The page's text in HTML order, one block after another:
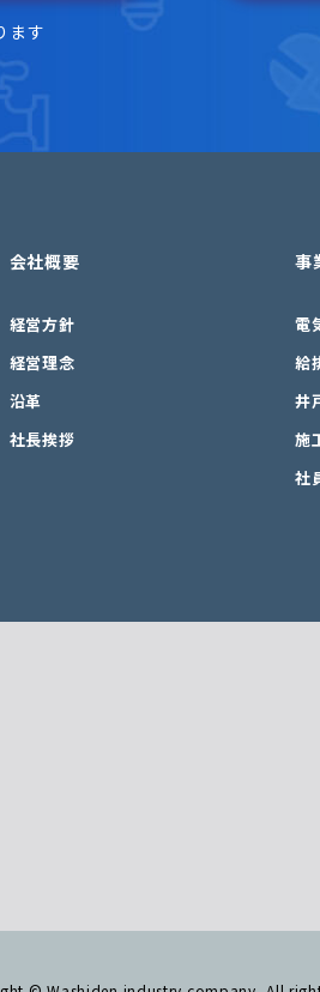
ます
会社概要
経営方針
経営理念
沿革
社長挨拶
事
電
給
井
施
社